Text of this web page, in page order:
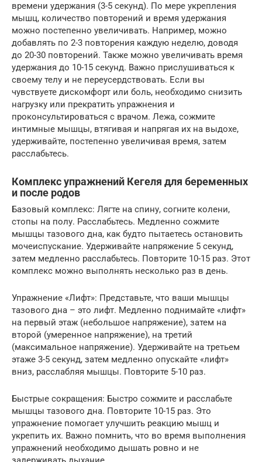
времени удержания (3-5 секунд). По мере укрепления
мышц, количество повторений и время удержания
можно постепенно увеличивать. Например, можно
добавлять по 2-3 повторения каждую неделю, доводя
до 20-30 повторений. Также можно увеличивать время
удержания до 10-15 секунд. Важно прислушиваться к
своему телу и не переусердствовать. Если вы
чувствуете дискомфорт или боль, необходимо снизить
нагрузку или прекратить упражнения и
проконсультироваться с врачом. Лежа, сожмите
интимные мышцы, втягивая и напрягая их на выдохе,
удерживайте, постепенно увеличивая время, затем
расслабьтесь.
Комплекс упражнений Кегеля для беременных
и после родов
Базовый комплекс: Лягте на спину, согните колени,
стопы на полу. Расслабьтесь. Медленно сожмите
мышцы тазового дна, как будто пытаетесь остановить
мочеиспускание. Удерживайте напряжение 5 секунд,
затем медленно расслабьтесь. Повторите 10-15 раз. Этот
комплекс можно выполнять несколько раз в день.
Упражнение «Лифт»: Представьте, что ваши мышцы
тазового дна – это лифт. Медленно поднимайте «лифт»
на первый этаж (небольшое напряжение), затем на
второй (умеренное напряжение), на третий
(максимальное напряжение). Удерживайте на третьем
этаже 3-5 секунд, затем медленно опускайте «лифт»
вниз, расслабляя мышцы. Повторите 5-10 раз.
Быстрые сокращения: Быстро сожмите и расслабьте
мышцы тазового дна. Повторите 10-15 раз. Это
упражнение помогает улучшить реакцию мышц и
укрепить их. Важно помнить, что во время выполнения
упражнений необходимо дышать ровно и не